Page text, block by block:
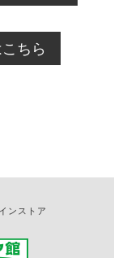
合のご予約
の店舗まで
ちら
ンストア